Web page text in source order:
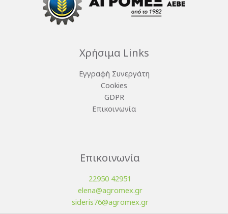
Χρήσιμα Links
Εγγραφή Συνεργάτη
Cookies
GDPR
Επικοινωνία
Επικοινωνία
22950 42951
elena@agromex.gr
sideris76@agromex.gr